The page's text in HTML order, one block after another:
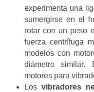
experimenta una
sumergirse en el
rotar con un peso
fuerza centrífuga
modelos con
diámetro similar.
motores para
Los vibradores